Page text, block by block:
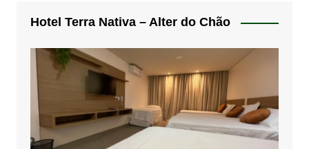
Hotel Terra Nativa – Alter do Chão